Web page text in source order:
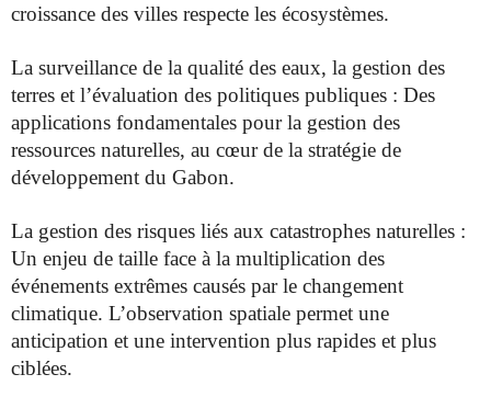
croissance des villes respecte les écosystèmes.
La surveillance de la qualité des eaux, la gestion des
terres et l’évaluation des politiques publiques : Des
applications fondamentales pour la gestion des
ressources naturelles, au cœur de la stratégie de
développement du Gabon.
La gestion des risques liés aux catastrophes naturelles :
Un enjeu de taille face à la multiplication des
événements extrêmes causés par le changement
climatique. L’observation spatiale permet une
anticipation et une intervention plus rapides et plus
ciblées.